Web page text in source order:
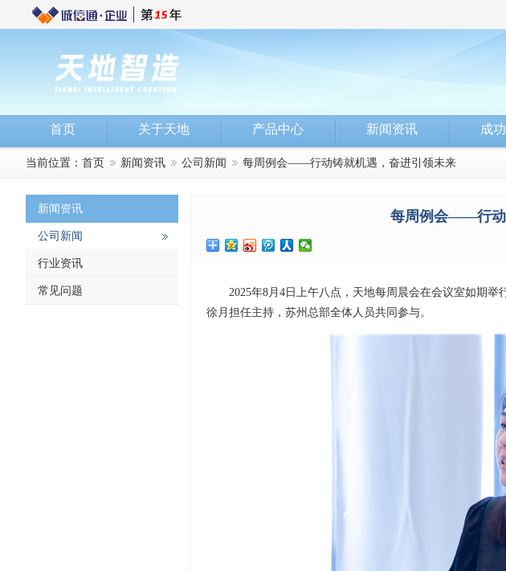
首页 关于天地 产品中心 新闻资讯 成
当前位置： 首页 新闻资讯 公司新闻 每周例会——行动铸就机遇，奋进引领未来
新闻资讯
公司新闻
行业资讯
常见问题
每周例会——行动
2025年8月4日上午八点，天地每周晨会在会议室如期
徐月担任主持，苏州总部全体人员共同参与。